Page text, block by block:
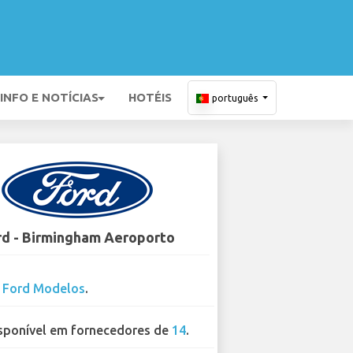
INFO E NOTÍCIAS HOTÉIS português
- Birmingham Aeroporto
Ford Modelos.
em fornecedores de 14.